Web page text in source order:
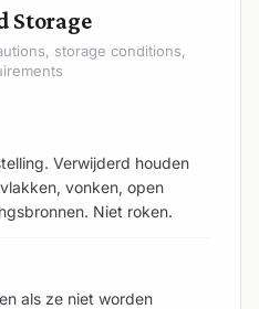
Storage
storage conditions,
Verwijderd houden
vonken, open
Niet roken.
als ze niet worden